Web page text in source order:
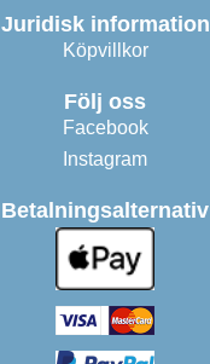
Juridisk information
Köpvillkor
Följ oss
Facebook
Instagram
Betalningsalternativ